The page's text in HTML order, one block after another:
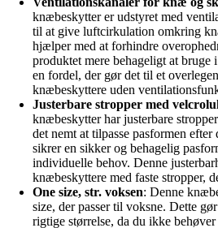
knæbeskytter er udstyret med
til at give luftcirkulation omkring
hjælper med at forhindre
produktet mere behageligt at bruge
en fordel, der gør det til et
knæbeskyttere uden
Justerbare stropper med
knæbeskytter har justerbare
det nemt at tilpasse pasformen
sikrer en sikker og behagelig
individuelle behov. Denne
knæbeskyttere med faste stropper,
One size, str. voksen: Denne
size, der passer til voksne. Dette
rigtige størrelse, da du ikke